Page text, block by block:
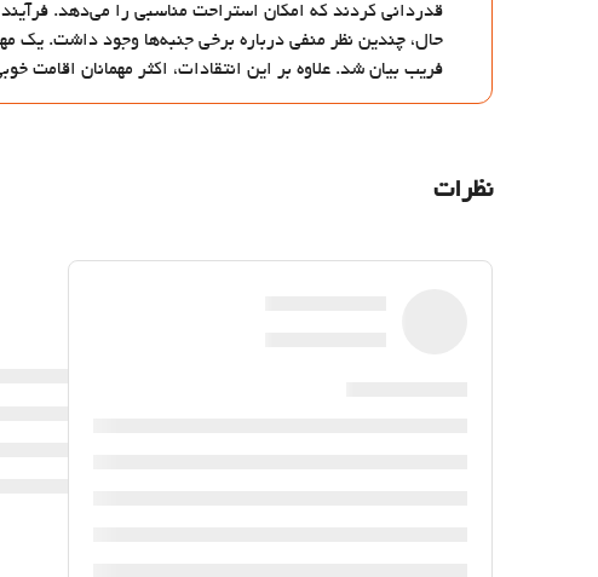
قدردانی کردند که امکان استراحت مناسبی را می‌دهد.
حال، چندین نظر منفی درباره برخی جنبه‌ها وجود داشت. یک
فریب بیان شد. علاوه بر این انتقادات، اکثر مهمانان اقامت
نظرات